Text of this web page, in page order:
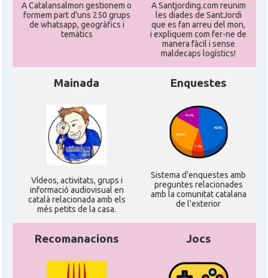
A Catalansalmon gestionem o
formem part d'uns 250 grups
de whatsapp, geogràfics i
temàtics
A Santjording.com reunim
les diades de SantJordi
que es fan arreu del mon,
i expliquem com fer-ne de
manera fàcil i sense
maldecaps logí­stics!
Mainada
Ví­deos, activitats, grups i
informació audiovisual en
català relacionada amb els
més petits de la casa.
Enquestes
Sistema d'enquestes amb
preguntes relacionades
amb la comunitat catalana
de l'exterior
Recomanacions Jocs